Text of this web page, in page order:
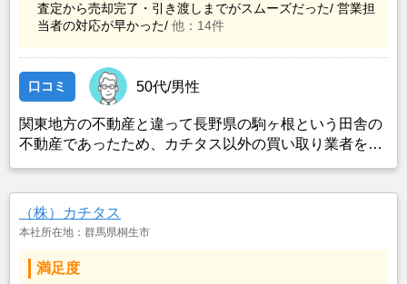
査定から売却完了・引き渡しまでがスムーズだった/ 営業担
当者の対応が早かった/ 他：14件
口コミ 50代/男性
関東地方の不動産と違って長野県の駒ヶ根という田舎の
不動産であったため、カチタス以外の買い取り業者をみ
も空き家の状態で不動産を残しておけないと考えて売却
を決めた。
（株）カチタス
本社所在地：群馬県桐生市
満足度